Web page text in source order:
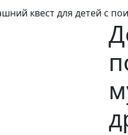
квест для детей с